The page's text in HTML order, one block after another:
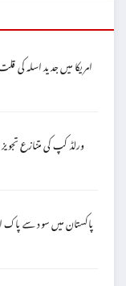
امریکا میں جدید اسلہ
ورلڈ کپ کی متنازع